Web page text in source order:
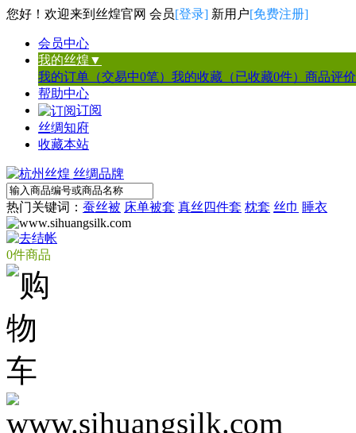
您好！欢迎来到丝煌官网 会员[登录] 新用户[免费注册]
会员中心
我的丝煌▼
我的订单（交易中0笔） 我的收藏（已收藏0件） 商品评
帮助中心
订阅
丝绸知府
收藏本站
热门关键词： 蚕丝被 床单被套 真丝四件套 枕套 丝巾 睡衣
0件商品